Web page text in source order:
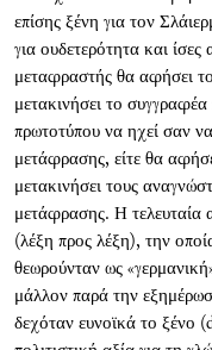
επίσης ξένη για τον
για ουδετερότητα και
μεταφραστής θα αφήσει
μετακινήσει το
πρωτοτύπου να ηχεί σαν
μετάφρασης, είτε θα
μετακινήσει τους
μετάφρασης. Η τελευταία
(λέξη προς λέξη), την
θεωρούνταν ως
μάλλον παρά την
δεχόταν ευνοϊκά το ξένο